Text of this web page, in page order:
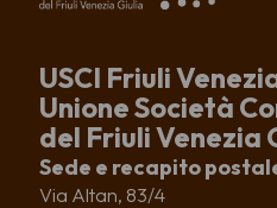
USCI Friuli
Unione Società
del Friuli Venezia
Sede e recapito
Via Altan, 83/4